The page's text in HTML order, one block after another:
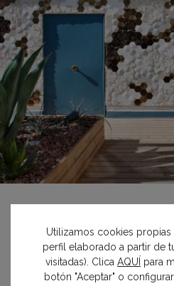
Azotea
contrastes» –
Utilizamos cookies propias
perfil elaborado a partir de
visitadas). Clica AQUÍ para
botón "Aceptar" o